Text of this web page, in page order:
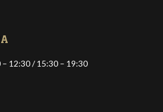
– 12:30 / 15:30 – 19:30